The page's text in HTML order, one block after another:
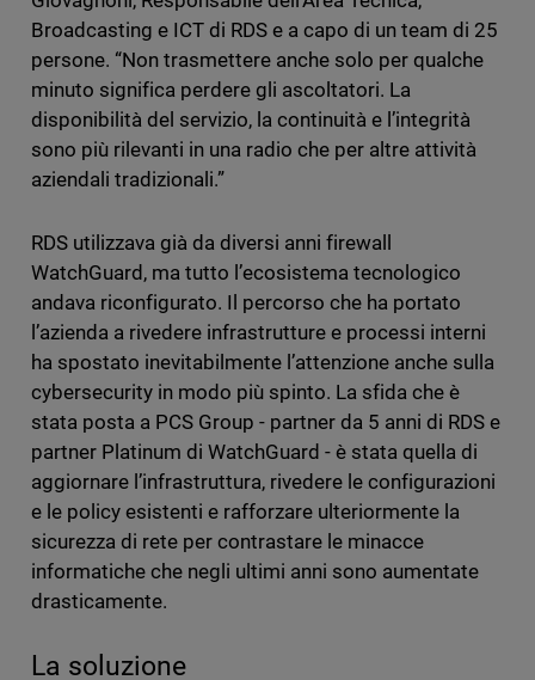
Broadcasting e ICT di RDS e a capo di un team di 25
persone. “Non trasmettere anche solo per qualche
minuto significa perdere gli ascoltatori. La
disponibilità del servizio, la continuità e l’integrità
sono più rilevanti in una radio che per altre attività
aziendali tradizionali.”
RDS utilizzava già da diversi anni firewall
WatchGuard, ma tutto l’ecosistema tecnologico
andava riconfigurato. Il percorso che ha portato
l’azienda a rivedere infrastrutture e processi interni
ha spostato inevitabilmente l’attenzione anche sulla
cybersecurity in modo più spinto. La sfida che è
stata posta a PCS Group - partner da 5 anni di RDS e
partner Platinum di WatchGuard - è stata quella di
aggiornare l’infrastruttura, rivedere le configurazioni
e le policy esistenti e rafforzare ulteriormente la
sicurezza di rete per contrastare le minacce
informatiche che negli ultimi anni sono aumentate
drasticamente.
La soluzione